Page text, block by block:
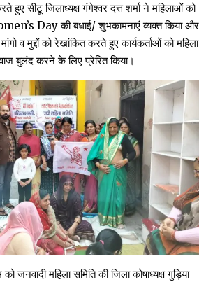
हुए सीटू जिलाध्यक्ष गंगेश्वर दत्त शर्मा ने महिलाओं को
Day की बधाई/ शुभकामनाएं व्यक्त किया और
व मुद्दों को रेखांकित करते हुए कार्यकर्ताओं को महिला
बुलंद करने के लिए प्रेरित किया।
जनवादी महिला समिति की जिला कोषाध्यक्ष गुड़िया